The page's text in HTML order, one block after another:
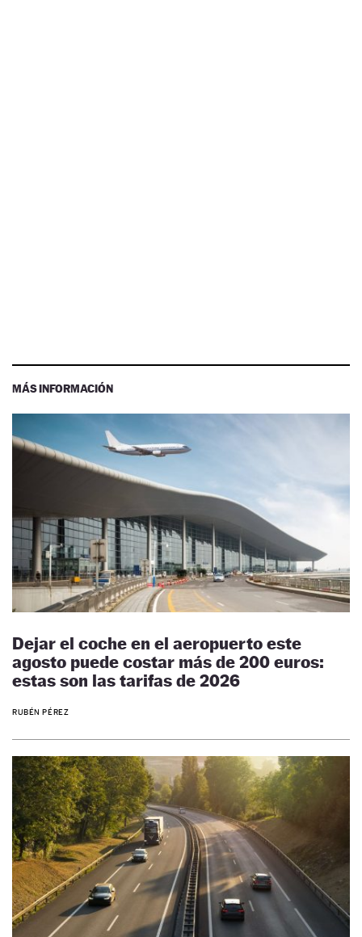
MÁS INFORMACIÓN
Dejar el coche en el aeropuerto este
agosto puede costar más de 200 euros:
estas son las tarifas de 2026
RUBÉN PÉREZ